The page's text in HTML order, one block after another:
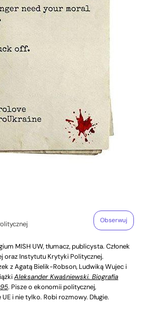
Obserwuj
MISH UW, tłumacz, publicysta. Członek
oraz Instytutu Krytyki Politycznej.
z Agatą Bielik-Robson, Ludwiką Wujec i
Aleksander Kwaśniewski. Biografia
. Pisze o ekonomii politycznej,
i nie tylko. Robi rozmowy. Długie.